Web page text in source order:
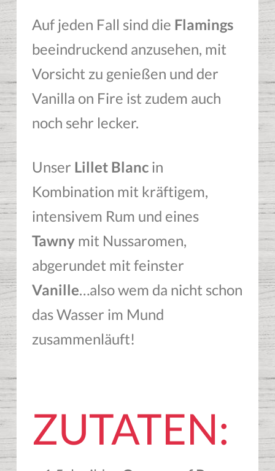
Auf jeden Fall sind die Flamings
beeindruckend anzusehen, mit
Vorsicht zu genießen und der
Vanilla on Fire ist zudem auch
noch sehr lecker.
Unser Lillet Blancin
Kombination mit kräftigem,
intensivem Rum und eines
Tawnymit Nussaromen,
abgerundet mit feinster
Vanille…also wem da nicht schon
das Wasser im Mund
zusammenläuft!
ZUTATEN: